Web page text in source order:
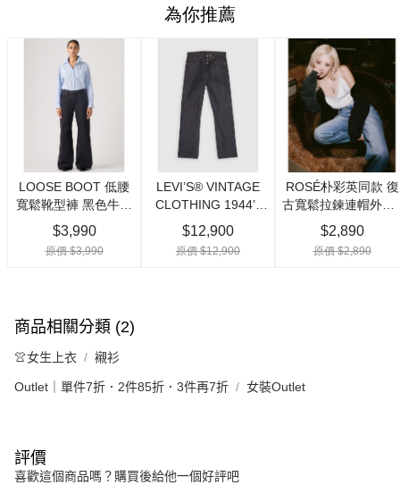
商品相關分類 (2)
👚女生上衣 襯衫
Outlet｜單件7折．2件85折．3件再7折 女裝Outlet
評價
喜歡這個商品嗎？購買後給他一個好評吧